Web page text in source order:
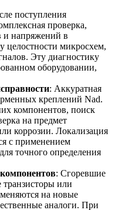
поступления
проверка,
и напряжений в
целостности микросхем,
Эту диагностику
оборудовании,
: Аккуратная
креплений Nad.
компонентов, поиск
на предмет
коррозии. Локализация
с применением
точного определения
: Сгоревшие
или
на новые
аналоги. При